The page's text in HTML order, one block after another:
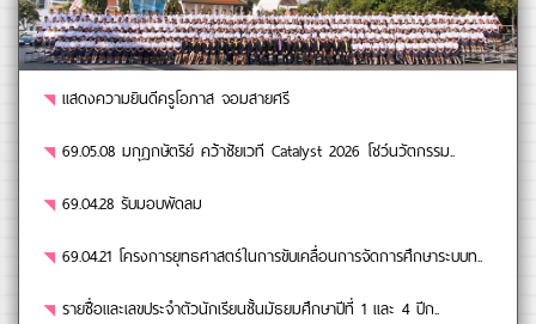
แสดงความยินดีครูโอภาส จอมสายศรี
69.05.08 มกุฏกษัตริย์ คว้าชัยเวที Catalyst 2026 โชว์นวัตกรรม..
69.04.28 รับมอบพัดลม
69.04.21 โครงการยุทธศาสตร์ในการขับเคลื่อนการจัดการศึกษาระบบท..
รายชื่อและเลขประจำตัวนักเรียนชั้นมัธยมศึกษาปีที่ 1 และ 4 ปีก..